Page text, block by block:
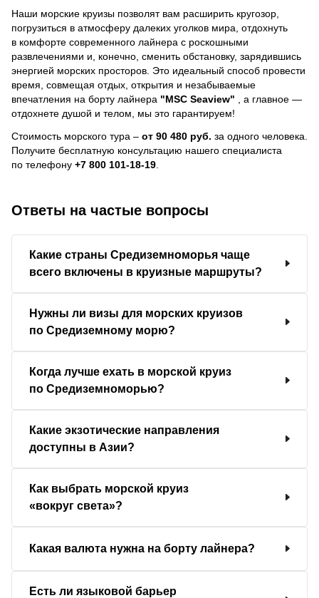
Наши морские круизы позволят вам расширить кругозор,
погрузиться в атмосферу далеких уголков мира, отдохнуть
в комфорте современного лайнера с роскошными
развлечениями и, конечно, сменить обстановку, зарядившись
энергией морских просторов. Это идеальный способ провести
время, совмещая отдых, открытия и незабываемые
впечатления на борту лайнера "MSC Seaview"
, a главное —
отдохнете душой и телом, мы это гарантируем!
Стоимость морского тура – от 90 480 руб. за одного человека.
Получите бесплатную консультацию нашего специалиста
по телефону +7 800 101-18-19
Ответы на частые вопросы
Какие страны Средиземноморья чаще
всего включены в круизные маршруты?
Нужны ли визы для морских круизов
по Средиземному морю?
Когда лучше ехать в морской круиз
по Средиземноморью?
Какие экзотические направления
доступны в Азии?
Как выбрать морской круиз
«вокруг света»?
Какая валюта нужна на борту лайнера?
Есть ли языковой барьер